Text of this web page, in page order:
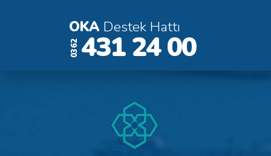
OKA Destek Hattı
0362 431 24 00